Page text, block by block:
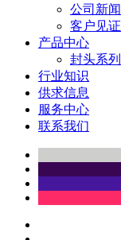
公司新闻
客户见证
产品中心
封头系列
行业知识
供求信息
服务中心
联系我们